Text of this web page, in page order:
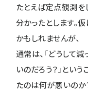
たとえば定点観測を
分かったとします。
かもしれませんが、
通常は、「どうして
いのだろう？」とい
たのは何が悪いのか